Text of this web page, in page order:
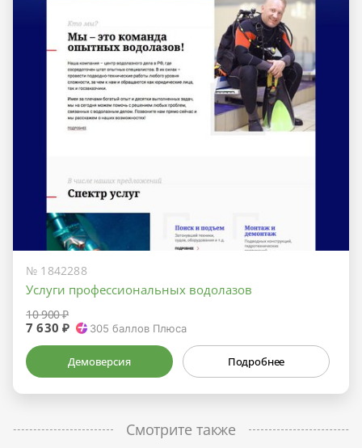
№ 1842288
Услуги профессиональных водолазов
10 900 ₽
7 630 ₽ 305 баллов Плюса
Демоверсия Подробнее
Смотрите также